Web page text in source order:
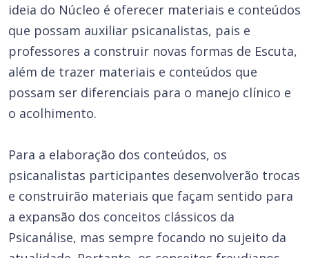
ideia do Núcleo é oferecer materiais e conteúdos
que possam auxiliar psicanalistas, pais e
professores a construir novas formas de Escuta,
além de trazer materiais e conteúdos que
possam ser diferenciais para o manejo clínico e
o acolhimento.
Para a elaboração dos conteúdos, os
psicanalistas participantes desenvolverão trocas
e construirão materiais que façam sentido para
a expansão dos conceitos clássicos da
Psicanálise, mas sempre focando no sujeito da